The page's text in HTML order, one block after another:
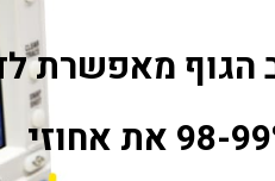
הגוף מאפשרת